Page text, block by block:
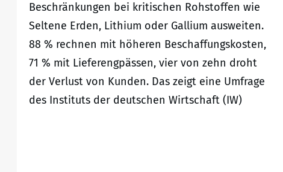
Beschränkungen bei kritischen Rohstoffen wie
Seltene Erden, Lithium oder Gallium ausweiten.
88 % rechnen mit höheren Beschaffungskosten,
71 % mit Lieferengpässen, vier von zehn droht
der Verlust von Kunden. Das zeigt eine Umfrage
des Instituts der deutschen Wirtschaft (IW)